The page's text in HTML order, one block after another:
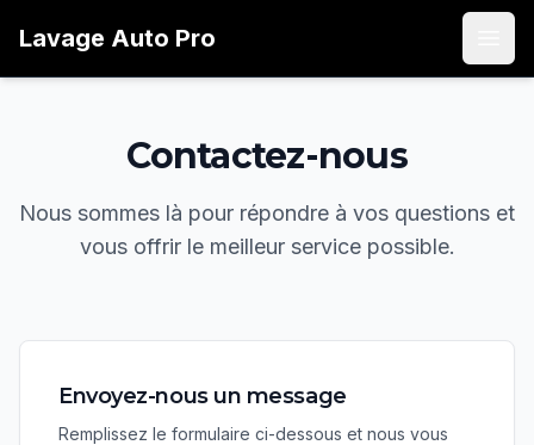
Lavage Auto Pro
Contactez-nous
Nous sommes là pour répondre à vos questions et
vous offrir le meilleur service possible.
Envoyez-nous un message
Remplissez le formulaire ci-dessous et nous vous